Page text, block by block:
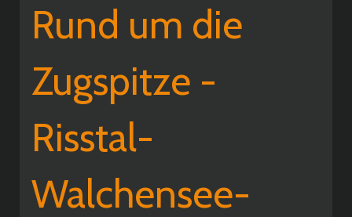
Rund um die
Zugspitze -
Risstal-
Walchensee-